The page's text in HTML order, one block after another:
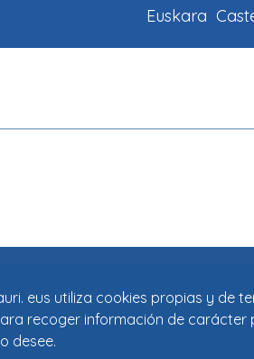
Euskara
eus utiliza cookies propias y de
recoger información de carácter
desee.